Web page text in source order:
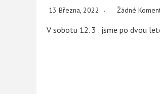
13 Března, 2022 Žádné
V sobotu 12. 3 . jsme po dvou